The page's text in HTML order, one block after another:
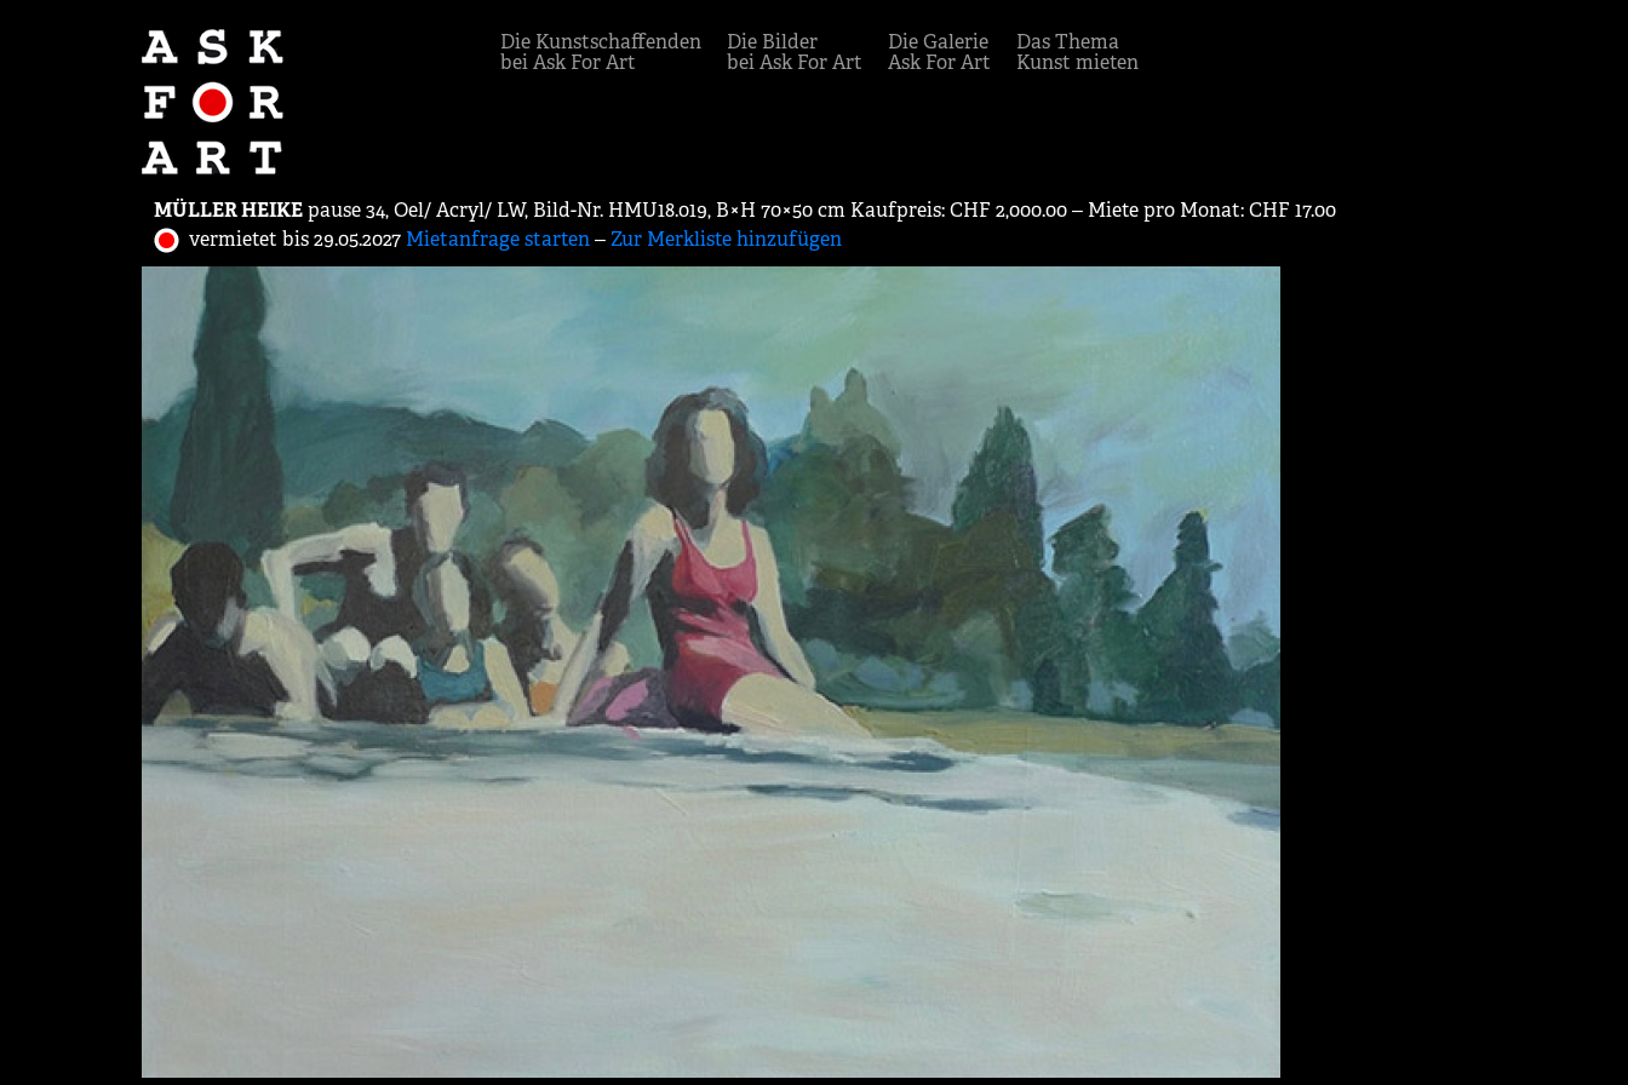
Die Kunstschaffenden
bei Ask For Art
Die Bilder
bei Ask For Art
Die Galerie
Ask For Art
Das Thema
Kunst mieten
MÜLLER HEIKEpause 34, Oel/ Acryl/ LW, Bild-Nr. HMU18.019, B×H 70×50 cm Kaufpreis: CHF 2,000.00 ‒ Miete pro Monat: CHF 17.00
vermietet bis 29.05.2027 Mietanfrage starten‒Zur Merkliste hinzufügen